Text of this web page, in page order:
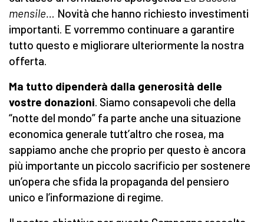
mensile… Novità che hanno richiesto investimenti
importanti. E vorremmo continuare a garantire
tutto questo e migliorare ulteriormente la nostra
offerta.
Ma tutto dipenderà dalla generosità delle
vostre donazioni. Siamo consapevoli che della
“notte del mondo” fa parte anche una situazione
economica generale tutt’altro che rosea, ma
sappiamo anche che proprio per questo è ancora
più importante un piccolo sacrificio per sostenere
un’opera che sfida la propaganda del pensiero
unico e l’informazione di regime.